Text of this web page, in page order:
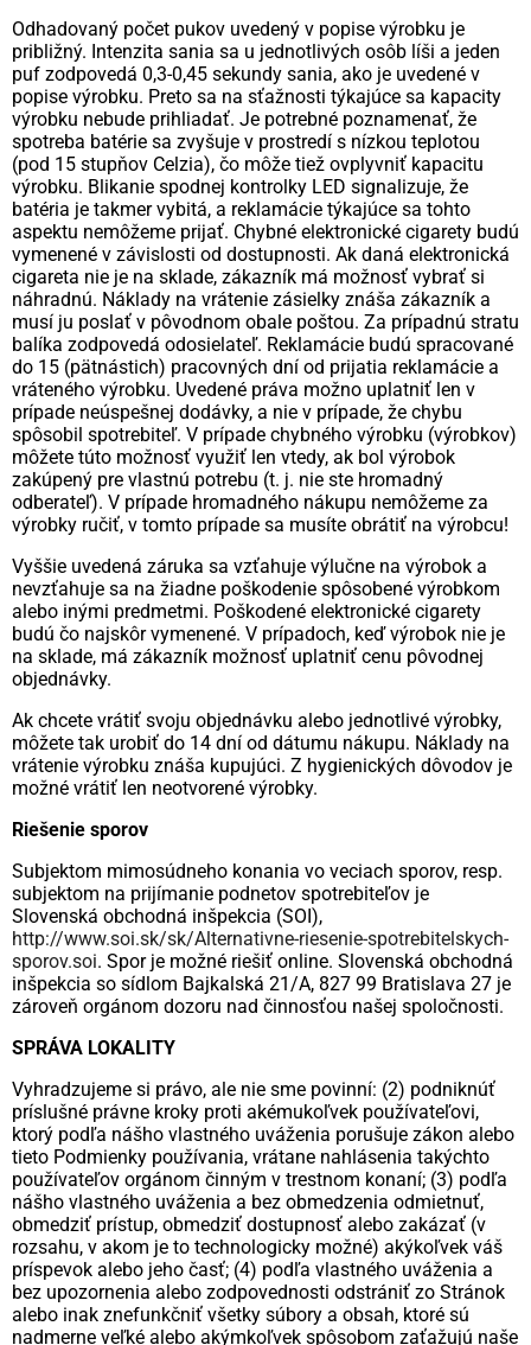
Odhadovaný počet pukov uvedený v popise výrobku je
približný. Intenzita sania sa u jednotlivých osôb líši a jeden
puf zodpovedá 0,3-0,45 sekundy sania, ako je uvedené v
popise výrobku. Preto sa na sťažnosti týkajúce sa kapacity
výrobku nebude prihliadať. Je potrebné poznamenať, že
spotreba batérie sa zvyšuje v prostredí s nízkou teplotou
(pod 15 stupňov Celzia), čo môže tiež ovplyvniť kapacitu
výrobku. Blikanie spodnej kontrolky LED signalizuje, že
batéria je takmer vybitá, a reklamácie týkajúce sa tohto
aspektu nemôžeme prijať. Chybné elektronické cigarety budú
vymenené v závislosti od dostupnosti. Ak daná elektronická
cigareta nie je na sklade, zákazník má možnosť vybrať si
náhradnú. Náklady na vrátenie zásielky znáša zákazník a
musí ju poslať v pôvodnom obale poštou. Za prípadnú stratu
balíka zodpovedá odosielateľ. Reklamácie budú spracované
do 15 (pätnástich) pracovných dní od prijatia reklamácie a
vráteného výrobku. Uvedené práva možno uplatniť len v
prípade neúspešnej dodávky, a nie v prípade, že chybu
spôsobil spotrebiteľ. V prípade chybného výrobku (výrobkov)
môžete túto možnosť využiť len vtedy, ak bol výrobok
zakúpený pre vlastnú potrebu (t. j. nie ste hromadný
odberateľ). V prípade hromadného nákupu nemôžeme za
výrobky ručiť, v tomto prípade sa musíte obrátiť na výrobcu!
Vyššie uvedená záruka sa vzťahuje výlučne na výrobok a
nevzťahuje sa na žiadne poškodenie spôsobené výrobkom
alebo inými predmetmi. Poškodené elektronické cigarety
budú čo najskôr vymenené. V prípadoch, keď výrobok nie je
na sklade, má zákazník možnosť uplatniť cenu pôvodnej
objednávky.
Ak chcete vrátiť svoju objednávku alebo jednotlivé výrobky,
môžete tak urobiť do 14 dní od dátumu nákupu. Náklady na
vrátenie výrobku znáša kupujúci. Z hygienických dôvodov je
možné vrátiť len neotvorené výrobky.
Riešenie sporov
Subjektom mimosúdneho konania vo veciach sporov, resp.
subjektom na prijímanie podnetov spotrebiteľov je
Slovenská obchodná inšpekcia (SOI),
http://www.soi.sk/sk/Alternativne-riesenie-spotrebitelskych-
sporov.soi. Spor je možné riešiť online. Slovenská obchodná
inšpekcia so sídlom Bajkalská 21/A, 827 99 Bratislava 27 je
zároveň orgánom dozoru nad činnosťou našej spoločnosti.
SPRÁVA LOKALITY
Vyhradzujeme si právo, ale nie sme povinní: (2) podniknúť
príslušné právne kroky proti akémukoľvek používateľovi,
ktorý podľa nášho vlastného uváženia porušuje zákon alebo
tieto Podmienky používania, vrátane nahlásenia takýchto
používateľov orgánom činným v trestnom konaní; (3) podľa
nášho vlastného uváženia a bez obmedzenia odmietnuť,
obmedziť prístup, obmedziť dostupnosť alebo zakázať (v
rozsahu, v akom je to technologicky možné) akýkoľvek váš
príspevok alebo jeho časť; (4) podľa vlastného uváženia a
bez upozornenia alebo zodpovednosti odstrániť zo Stránok
alebo inak znefunkčniť všetky súbory a obsah, ktoré sú
nadmerne veľké alebo akýmkoľvek spôsobom zaťažujú naše